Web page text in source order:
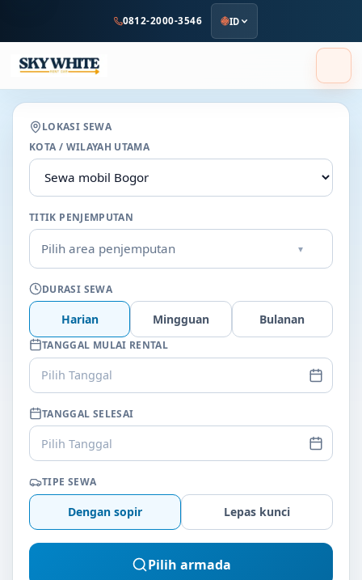
utama
0812-2000-3546 ID
LOKASI SEWA
KOTA / WILAYAH UTAMA
TITIK PENJEMPUTAN
Pilih area penjemputan ▾
DURASI SEWA
Harian Mingguan Bulanan
TANGGAL MULAI RENTAL
Pilih Tanggal
TANGGAL SELESAI
Pilih Tanggal
TIPE SEWA
Dengan sopir Lepas kunci
Pilih armada